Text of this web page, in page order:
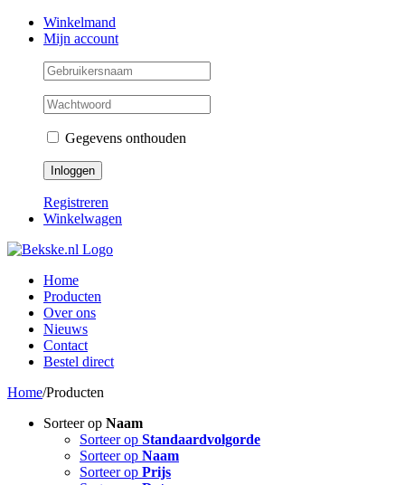
Skip
Facebook
Instagram
TwitterWinkelmand
Mijn account
Gegevens onthouden
Registreren
Winkelwagen
Home
Producten
Over ons
Nieuws
Contact
Bestel direct
Home/Producten
Sorteer op Naam
Sorteer op Standaardvolgorde
Sorteer op Naam
Sorteer op Prijs